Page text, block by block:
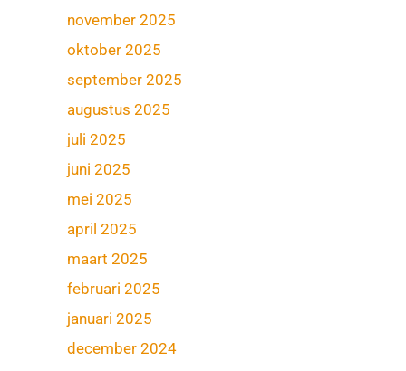
november 2025
oktober 2025
september 2025
augustus 2025
juli 2025
juni 2025
mei 2025
april 2025
maart 2025
februari 2025
januari 2025
december 2024